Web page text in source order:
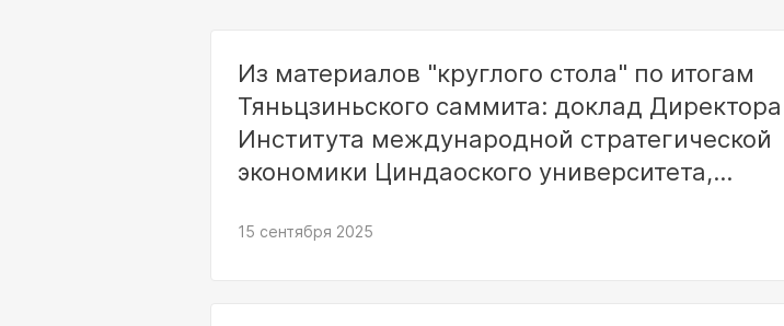
Из материалов "круглого стола" по итогам
Тяньцзиньского саммита: доклад Директора
Института международной стратегической
экономики Циндаоского университета,
15 сентября 2025